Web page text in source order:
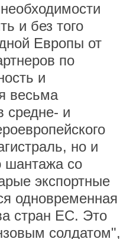
и без того
Европы от
по
и
весьма
средне- и
но и
шантажа со
экспортные
одновременная
стран ЕС. Это
солдатом",